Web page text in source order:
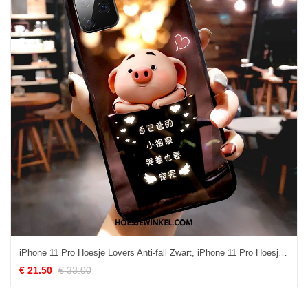
iPhone 11 Pro Hoesje Lovers Anti-fall Zwart, iPhone 11 Pro Hoesje Net Red Trendy Merk
€ 21.50 € 33.00